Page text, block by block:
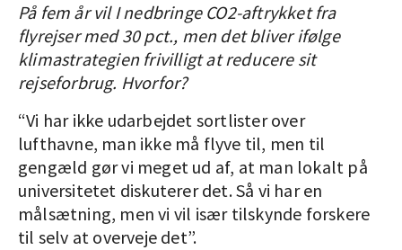
På fem år vil I nedbringe CO2-aftrykket fra
flyrejser med 30 pct., men det bliver ifølge
klimastrategien frivilligt at reducere sit
rejseforbrug. Hvorfor?
“Vi har ikke udarbejdet sortlister over
lufthavne, man ikke må flyve til, men til
gengæld gør vi meget ud af, at man lokalt på
universitetet diskuterer det. Så vi har en
målsætning, men vi vil især tilskynde forskere
til selv at overveje det”.